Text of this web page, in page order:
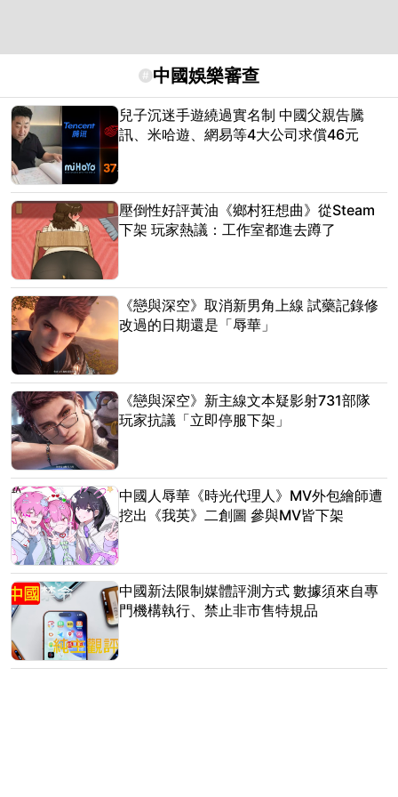
# 中國娛樂審查
兒子沉迷手遊繞過實名制 中國父親告騰
訊、米哈遊、網易等4大公司求償46元
壓倒性好評黃油《鄉村狂想曲》從Steam
下架 玩家熱議：工作室都進去蹲了
《戀與深空》取消新男角上線 試藥記錄修
改過的日期還是「辱華」
《戀與深空》新主線文本疑影射731部隊
玩家抗議「立即停服下架」
中國人辱華《時光代理人》MV外包繪師遭
挖出《我英》二創圖 參與MV皆下架
中國新法限制媒體評測方式 數據須來自專
門機構執行、禁止非市售特規品